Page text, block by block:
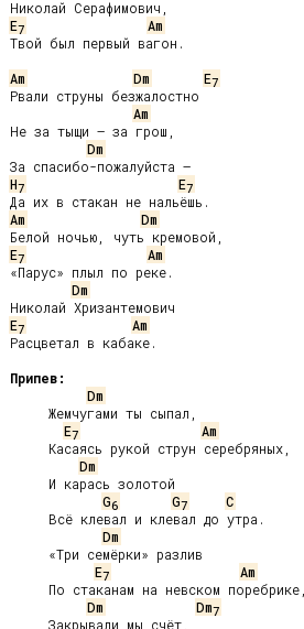
E7
Am
Твой был первый вагон.
Am
Dm E7
Рвали струны безжалостно
Am
Не за тыщи — за грош,
Dm
H7 E7
Am
Dm
E7
Am
«Парус» плыл по реке.
Dm
E7
Am
Расцветал в кабаке.
Припев:
Dm
E7
Am
Dm
G6 G7
C
Dm
E7
Am
Dm
Dm7